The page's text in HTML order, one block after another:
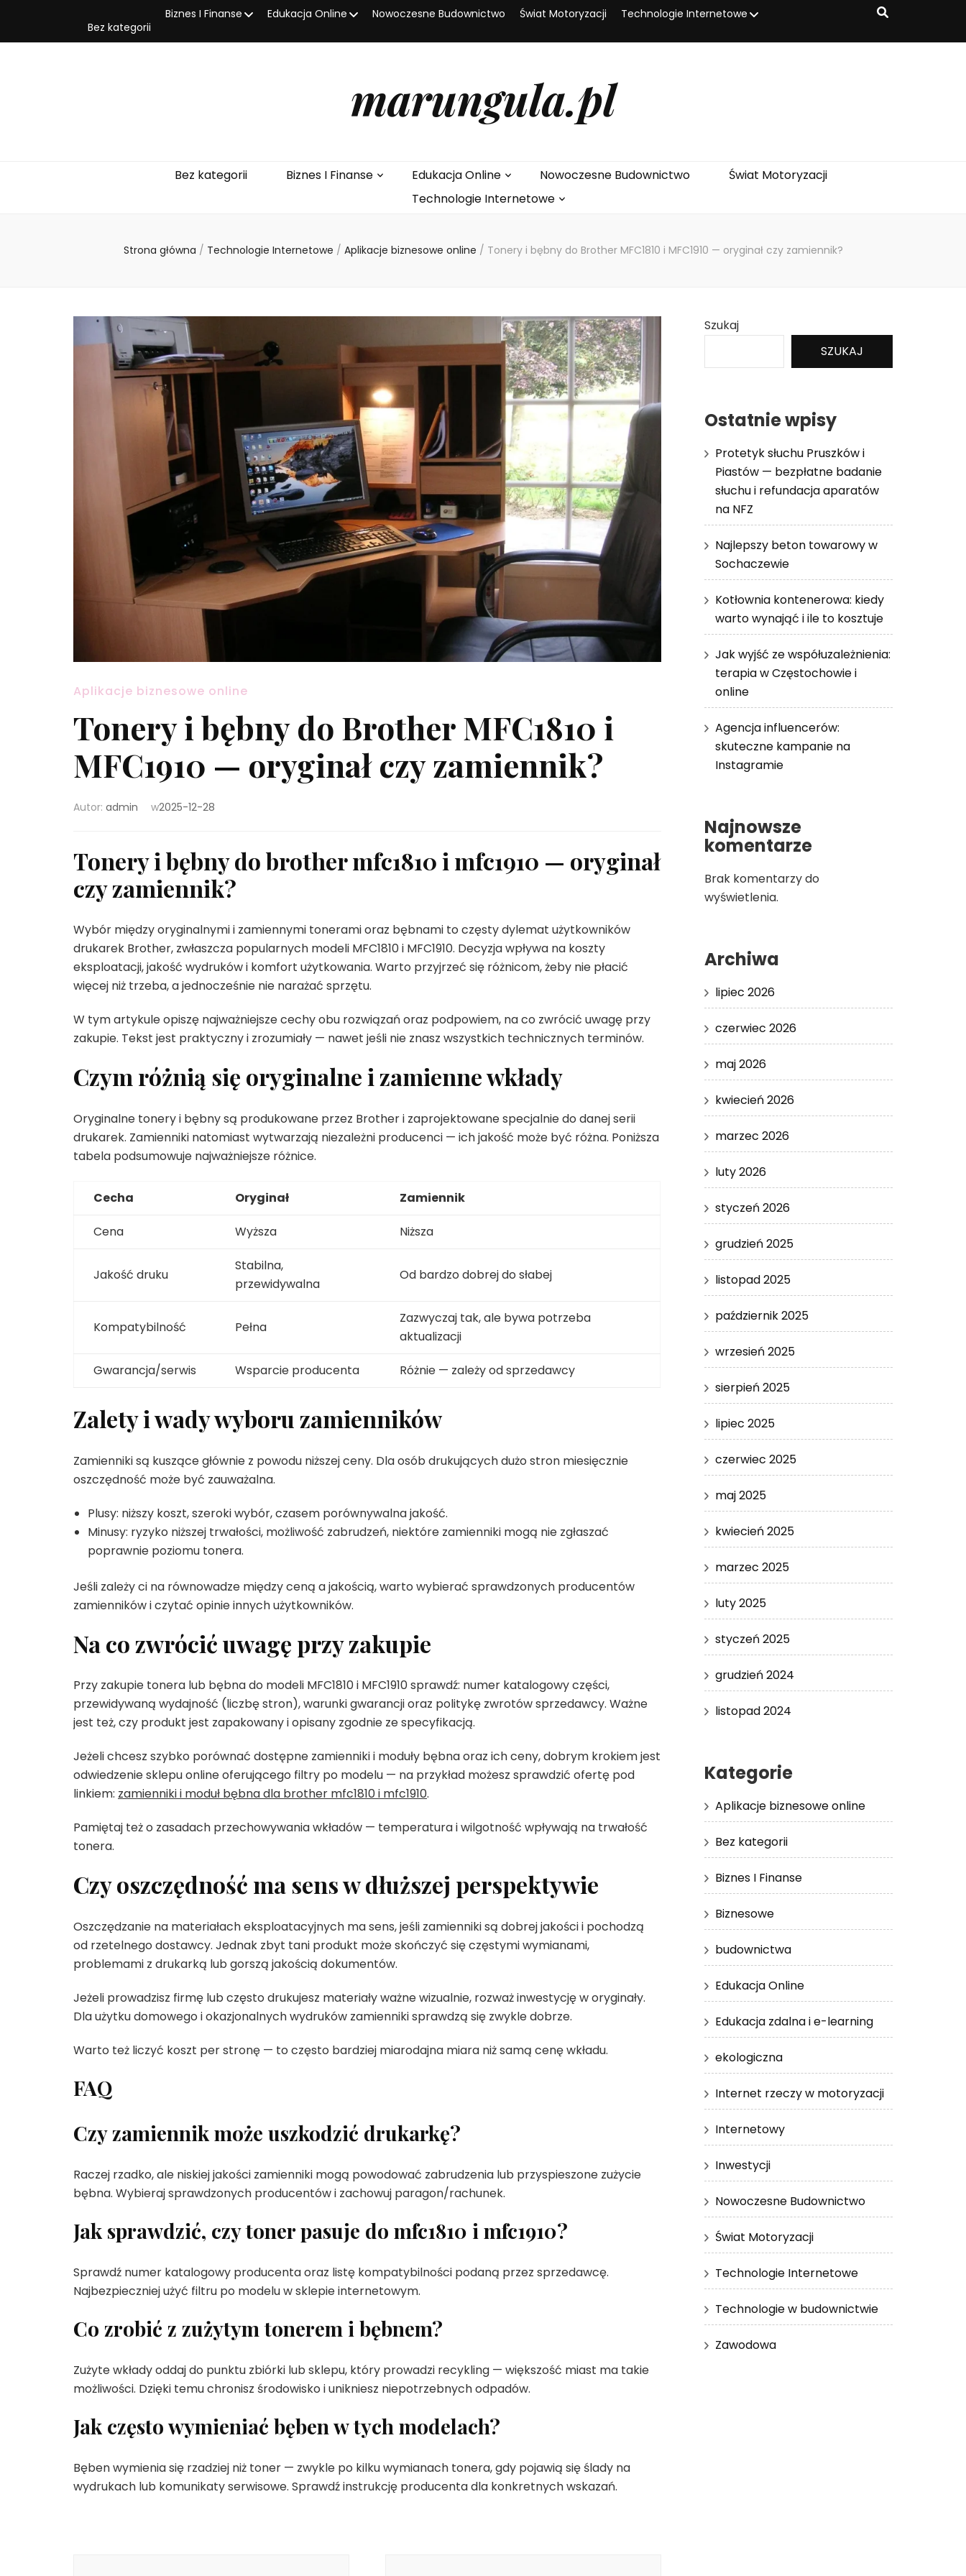
Bez kategorii
Biznes I Finanse Edukacja Online Nowoczesne Budownictwo Świat Motoryzacji Technologie Internetowe
marungula.pl
Bez kategorii Biznes I Finanse Edukacja Online Nowoczesne Budownictwo
Świat Motoryzacji
Technologie Internetowe
Strona główna / Technologie Internetowe / Aplikacje biznesowe online / Tonery i bębny do Brother MFC1810 i MFC1910 — oryginał czy zamiennik?
Aplikacje biznesowe online
Tonery i bębny do Brother MFC1810 i
MFC1910 — oryginał czy zamiennik?
Autor: admin w2025-12-28
Tonery i bębny do brother mfc1810 i mfc1910 — oryginał
czy zamiennik?
Wybór między oryginalnymi i zamiennymi tonerami oraz bębnami to częsty dylemat użytkowników
drukarek Brother, zwłaszcza popularnych modeli MFC1810 i MFC1910. Decyzja wpływa na koszty
eksploatacji, jakość wydruków i komfort użytkowania. Warto przyjrzeć się różnicom, żeby nie płacić
więcej niż trzeba, a jednocześnie nie narażać sprzętu.
W tym artykule opiszę najważniejsze cechy obu rozwiązań oraz podpowiem, na co zwrócić uwagę przy
zakupie. Tekst jest praktyczny i zrozumiały — nawet jeśli nie znasz wszystkich technicznych terminów.
Czym różnią się oryginalne i zamienne wkłady
Oryginalne tonery i bębny są produkowane przez Brother i zaprojektowane specjalnie do danej serii
drukarek. Zamienniki natomiast wytwarzają niezależni producenci — ich jakość może być różna. Poniższa
tabela podsumowuje najważniejsze różnice.
Cecha Oryginał Zamiennik
Cena Wyższa Niższa
Jakość druku
Stabilna,
przewidywalna
Od bardzo dobrej do słabej
Kompatybilność Pełna
Zazwyczaj tak, ale bywa potrzeba
aktualizacji
Gwarancja/serwis Wsparcie producenta Różnie — zależy od sprzedawcy
Zalety i wady wyboru zamienników
Zamienniki są kuszące głównie z powodu niższej ceny. Dla osób drukujących dużo stron miesięcznie
oszczędność może być zauważalna.
Plusy: niższy koszt, szeroki wybór, czasem porównywalna jakość.
Minusy: ryzyko niższej trwałości, możliwość zabrudzeń, niektóre zamienniki mogą nie zgłaszać
poprawnie poziomu tonera.
Jeśli zależy ci na równowadze między ceną a jakością, warto wybierać sprawdzonych producentów
zamienników i czytać opinie innych użytkowników.
Na co zwrócić uwagę przy zakupie
Przy zakupie tonera lub bębna do modeli MFC1810 i MFC1910 sprawdź: numer katalogowy części,
przewidywaną wydajność (liczbę stron), warunki gwarancji oraz politykę zwrotów sprzedawcy. Ważne
jest też, czy produkt jest zapakowany i opisany zgodnie ze specyfikacją.
Jeżeli chcesz szybko porównać dostępne zamienniki i moduły bębna oraz ich ceny, dobrym krokiem jest
odwiedzenie sklepu online oferującego filtry po modelu — na przykład możesz sprawdzić ofertę pod
linkiem: zamienniki i moduł bębna dla brother mfc1810 i mfc1910.
Pamiętaj też o zasadach przechowywania wkładów — temperatura i wilgotność wpływają na trwałość
tonera.
Czy oszczędność ma sens w dłuższej perspektywie
Oszczędzanie na materiałach eksploatacyjnych ma sens, jeśli zamienniki są dobrej jakości i pochodzą
od rzetelnego dostawcy. Jednak zbyt tani produkt może skończyć się częstymi wymianami,
problemami z drukarką lub gorszą jakością dokumentów.
Jeżeli prowadzisz firmę lub często drukujesz materiały ważne wizualnie, rozważ inwestycję w oryginały.
Dla użytku domowego i okazjonalnych wydruków zamienniki sprawdzą się zwykle dobrze.
Warto też liczyć koszt per stronę — to często bardziej miarodajna miara niż samą cenę wkładu.
FAQ
Czy zamiennik może uszkodzić drukarkę?
Raczej rzadko, ale niskiej jakości zamienniki mogą powodować zabrudzenia lub przyspieszone zużycie
bębna. Wybieraj sprawdzonych producentów i zachowuj paragon/rachunek.
Jak sprawdzić, czy toner pasuje do mfc1810 i mfc1910?
Sprawdź numer katalogowy producenta oraz listę kompatybilności podaną przez sprzedawcę.
Najbezpieczniej użyć filtru po modelu w sklepie internetowym.
Co zrobić z zużytym tonerem i bębnem?
Zużyte wkłady oddaj do punktu zbiórki lub sklepu, który prowadzi recykling — większość miast ma takie
możliwości. Dzięki temu chronisz środowisko i unikniesz niepotrzebnych odpadów.
Jak często wymieniać bęben w tych modelach?
Bęben wymienia się rzadziej niż toner — zwykle po kilku wymianach tonera, gdy pojawią się ślady na
wydrukach lub komunikaty serwisowe. Sprawdź instrukcję producenta dla konkretnych wskazań.
Szukaj
SZUKAJ
Ostatnie wpisy
Protetyk słuchu Pruszków i
Piastów — bezpłatne badanie
słuchu i refundacja aparatów
na NFZ
Najlepszy beton towarowy w
Sochaczewie
Kotłownia kontenerowa: kiedy
warto wynająć i ile to kosztuje
Jak wyjść ze współuzależnienia:
terapia w Częstochowie i
online
Agencja influencerów:
skuteczne kampanie na
Instagramie
Najnowsze
komentarze
Brak komentarzy do
wyświetlenia.
Archiwa
lipiec 2026
czerwiec 2026
maj 2026
kwiecień 2026
marzec 2026
luty 2026
styczeń 2026
grudzień 2025
listopad 2025
październik 2025
wrzesień 2025
sierpień 2025
lipiec 2025
czerwiec 2025
maj 2025
kwiecień 2025
marzec 2025
luty 2025
styczeń 2025
grudzień 2024
listopad 2024
Kategorie
Aplikacje biznesowe online
Bez kategorii
Biznes I Finanse
Biznesowe
budownictwa
Edukacja Online
Edukacja zdalna i e-learning
ekologiczna
Internet rzeczy w motoryzacji
Internetowy
Inwestycji
Nowoczesne Budownictwo
Świat Motoryzacji
Technologie Internetowe
Technologie w budownictwie
Zawodowa